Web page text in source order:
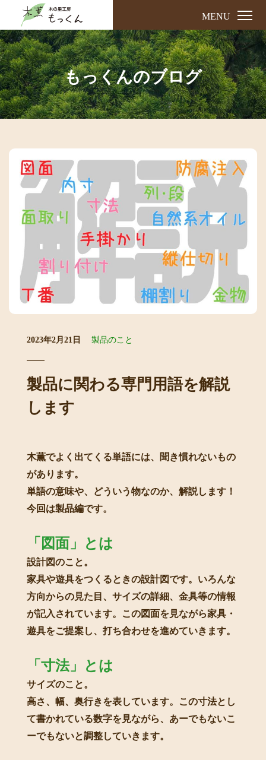
MENU
もっくんのブログ
2023年2月21日 製品のこと
製品に関わる専門用語を解説
します
木薫でよく出てくる単語には、聞き慣れないもの
があります。
単語の意味や、どういう物なのか、解説します！
今回は製品編です。
「図面」とは
設計図のこと。
家具や遊具をつくるときの設計図です。いろんな
方向からの見た目、サイズの詳細、金具等の情報
が記入されています。この図面を見ながら家具・
遊具をご提案し、打ち合わせを進めていきます。
「寸法」とは
サイズのこと。
高さ、幅、奥行きを表しています。この寸法とし
て書かれている数字を見ながら、あーでもないこ
ーでもないと調整していきます。